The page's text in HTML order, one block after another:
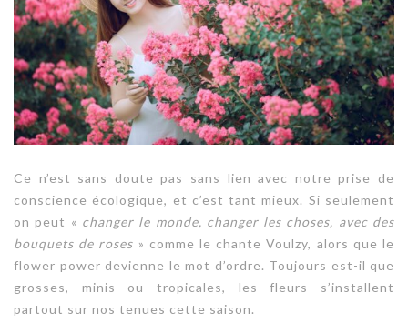
Ce n’est sans doute pas sans lien avec notre prise de
conscience écologique, et c’est tant mieux. Si seulement
on peut « changer le monde, changer les choses, avec des
bouquets de roses » comme le chante Voulzy, alors que le
flower power devienne le mot d’ordre. Toujours est-il que
grosses, minis ou tropicales, les fleurs s’installent
partout sur nos tenues cette saison.